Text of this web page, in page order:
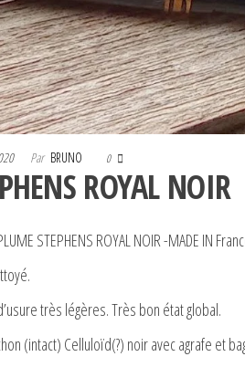
Par BRUNO 0
ROYAL NOIR
STEPHENS ROYAL NOIR -MADE IN
très légères. Très bon état global.
(intact) Celluloïd(?) noir avec agrafe et